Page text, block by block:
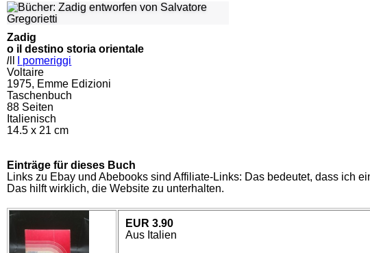
Zadig
o il destino storia orientale
l
I pomeriggi
Voltaire
1975, Emme Edizioni
Taschenbuch
88 Seiten
Italienisch
14.5 x 21 cm
Einträge für dieses Buch
Links zu Ebay und Abebooks sind Affiliate-Links: Das bedeutet, dass ich
Das hilft wirklich, die Website zu unterhalten.
EUR 3.90
Aus Italien